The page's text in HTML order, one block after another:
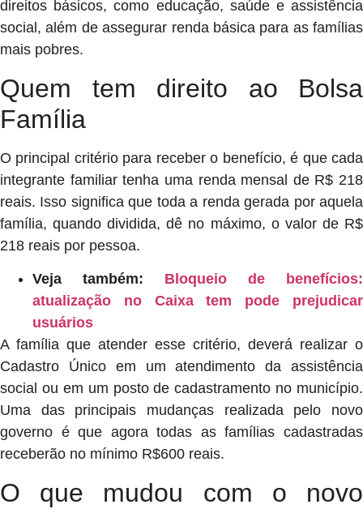
direitos básicos, como educação, saúde e assistência
social, além de assegurar renda básica para as famílias
mais pobres.
Quem tem direito ao Bolsa
Família
O principal critério para receber o benefício, é que cada
integrante familiar tenha uma renda mensal de R$ 218
reais. Isso significa que toda a renda gerada por aquela
família, quando dividida, dê no máximo, o valor de R$
218 reais por pessoa.
Veja também: Bloqueio de benefícios:
atualização no Caixa tem pode prejudicar
usuários
A família que atender esse critério, deverá realizar o
Cadastro Único em um atendimento da assistência
social ou em um posto de cadastramento no município.
Uma das principais mudanças realizada pelo novo
governo é que agora todas as famílias cadastradas
receberão no mínimo R$600 reais.
O que mudou com o novo